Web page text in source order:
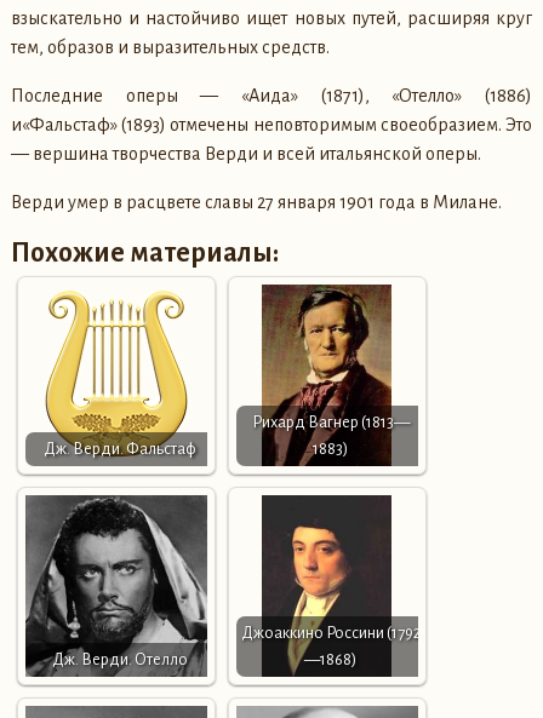
взыскательно и настойчиво ищет новых путей, расширяя круг
тем, образов и выразительных средств.
Последние оперы — «Аида» (1871), «Отелло» (1886)
и«Фальстаф» (1893) отмечены неповторимым своеобразием. Это
— вершина творчества Верди и всей итальянской оперы.
Верди умер в расцвете славы 27 января 1901 года в Милане.
Похожие материалы:
Дж. Верди. Фальстаф
Рихард Вагнер (1813—
1883)
Дж. Верди. Отелло
Джоаккино Россини (1792
—1868)